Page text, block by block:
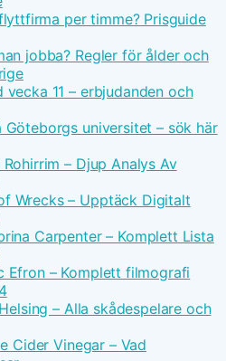
per timme? Prisguide
jobba? Regler för ålder och
vecka 11 – erbjudanden och
Göteborgs universitet – sök här
– Djup Analys Av
Wrecks – Upptäck Digitalt
Carpenter – Komplett Lista
Efron – Komplett filmografi
– Alla skådespelare och
Cider Vinegar – Vad